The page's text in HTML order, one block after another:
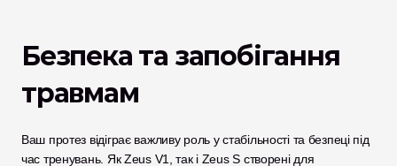
Безпека та запобігання
травмам
Ваш протез відіграє важливу роль у стабільності та безпеці під
час тренувань. Як Zeus V1, так і Zeus S створені для